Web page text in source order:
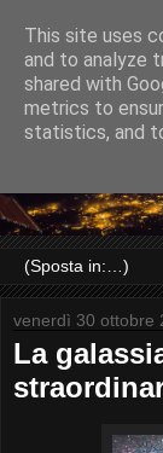
venerdì 30 ottobre
La
This site uses
and to analyze
shared with
metrics to
statistics, and